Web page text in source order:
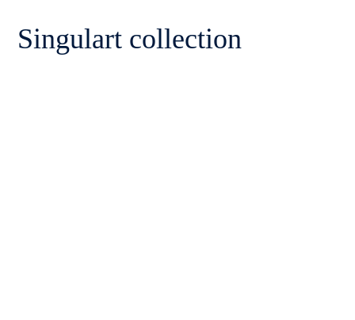
Singulart collection